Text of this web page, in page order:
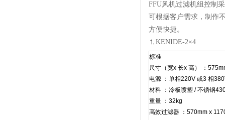
FFU风机过滤机组控制
可根据客户需求，制作
方便快捷。
⒈KENIDE-2×4
标准
尺寸（宽x 长x 高） ：
电源 ：单相220V 或3 相
材料 ：冷板喷塑 / 不锈钢
重量 ：32kg
高效过滤器 ：570mm x